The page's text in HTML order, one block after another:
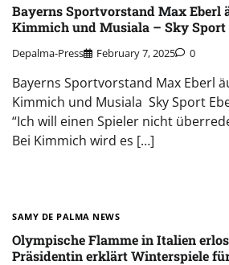
Bayerns Sportvorstand Max Eberl
Kimmich und Musiala – Sky Sport
Depalma-Press February 7, 2025 0
Bayerns Sportvorstand Max Eberl
Kimmich und Musiala Sky Sport
“Ich will einen Spieler nicht
Bei Kimmich wird es […]
SAMY DE PALMA NEWS
Olympische Flamme in Italien
Präsidentin erklärt Winterspiele